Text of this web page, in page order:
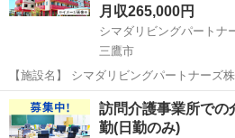
月収265,000円
三鷹市
【施設名】 シマダリビングパートナーズ
【勤務地】 東京都 三鷹市 【アクセス】 仙川駅から徒歩18分 仙川駅/
千歳烏山駅/つつじケ丘駅 【雇用形態】常勤(日勤+夜勤) 【募集職種】
介...
東京 三鷹市 介護福祉士
訪問介護事業所での
勤(日勤のみ)